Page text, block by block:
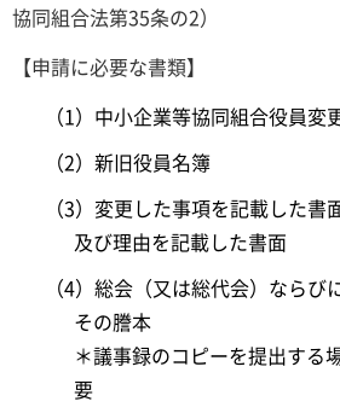
協同組合法第35条の2）
【申請に必要な書類】
（1）中小企業等協同組合役員変
（2）新旧役員名簿
（3）変更した事項を記載した書
及び理由を記載した書面
（4）総会（又は総代会）なら
その謄本
＊議事録のコピーを提出する
要